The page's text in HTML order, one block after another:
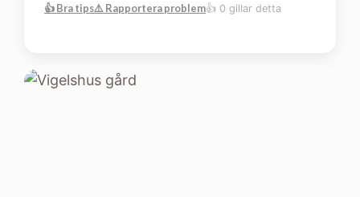
👍 Bra tips⚠️ Rapportera problem👍 0 gillar detta